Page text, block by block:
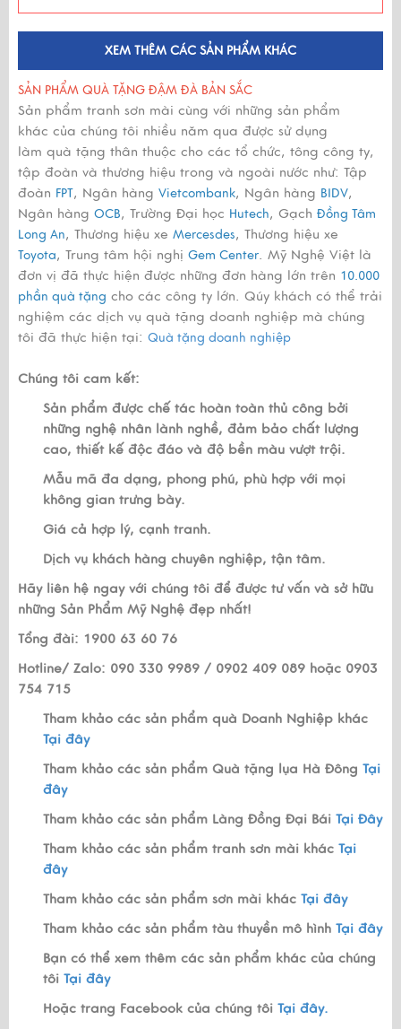
XEM THÊM CÁC SẢN PHẨM KHÁC
SẢN PHẨM QUÀ TẶNG ĐẬM ĐÀ BẢN SẮC
Sản phẩm tranh sơn mài cùng với những sản phẩm
khác của chúng tôi nhiều năm qua được sử dụng
làm quà tặng thân thuộc cho các tổ chức, tông công ty,
tập đoàn và thương hiệu trong và ngoài nước như: Tập
đoàn FPT, Ngân hàng Vietcombank, Ngân hàng BIDV,
Ngân hàng OCB, Trường Đại học Hutech, Gạch Đồng Tâm
Long An, Thương hiệu xe Mercesdes, Thương hiệu xe
Toyota, Trung tâm hội nghị Gem Center. Mỹ Nghệ Việt là
đơn vị đã thực hiện được những đơn hàng lớn trên 10.000
phần quà tặng cho các công ty lớn. Qúy khách có thể trải
nghiệm các dịch vụ quà tặng doanh nghiệp mà chúng
tôi đã thực hiện tại: Quà tặng doanh nghiệp
Chúng tôi cam kết:
Sản phẩm được chế tác hoàn toàn thủ công bởi
những nghệ nhân lành nghề, đảm bảo chất lượng
cao, thiết kế độc đáo và độ bền màu vượt trội.
Mẫu mã đa dạng, phong phú, phù hợp với mọi
không gian trưng bày.
Giá cả hợp lý, cạnh tranh.
Dịch vụ khách hàng chuyên nghiệp, tận tâm.
Hãy liên hệ ngay với chúng tôi để được tư vấn và sở hữu
những Sản Phẩm Mỹ Nghệ đẹp nhất!
Tổng đài: 1900 63 60 76
Hotline/ Zalo: 090 330 9989 / 0902 409 089 hoặc 0903
754 715
Tham khảo các sản phẩm quà Doanh Nghiệp khác
Tại đây
Tham khảo các sản phẩm Quà tặng lụa Hà Đông Tại
đây
Tham khảo các sản phẩm Làng Đồng Đại Bái Tại Đây
Tham khảo các sản phẩm tranh sơn mài khác Tại
đây
Tham khảo các sản phẩm sơn mài khác Tại đây
Tham khảo các sản phẩm tàu thuyền mô hình Tại đây
Bạn có thể xem thêm các sản phẩm khác của chúng
tôi Tại đây
Hoặc trang Facebook của chúng tôi Tại đây.